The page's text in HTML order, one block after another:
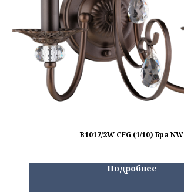
B1017/2W CFG (1/10) Бра NW
Подробнее